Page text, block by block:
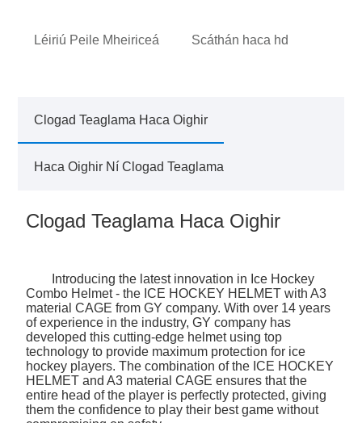
Léiriú Peile Mheiriceá Scáthán haca hd
Clogad Teaglama Haca Oighir
Haca Oighir Ní Clogad Teaglama
Clogad Teaglama Haca Oighir
Introducing the latest innovation in Ice Hockey
Combo Helmet - the ICE HOCKEY HELMET with A3
material CAGE from GY company. With over 14 years
of experience in the industry, GY company has
developed this cutting-edge helmet using top
technology to provide maximum protection for ice
hockey players. The combination of the ICE HOCKEY
HELMET and A3 material CAGE ensures that the
entire head of the player is perfectly protected, giving
them the confidence to play their best game without